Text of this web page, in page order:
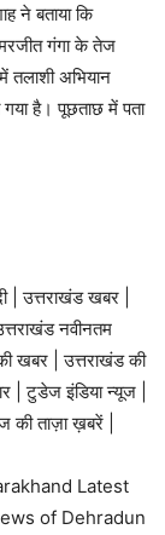
ने बताया कि
गंगा के तेज
तलाशी अभियान
है। पूछताछ में पता
| उत्तराखंड खबर |
नवीनतम
खबर | उत्तराखंड की
| टुडेज इंडिया न्यूज |
ताज़ा ख़बरें |
Latest
of Dehradun